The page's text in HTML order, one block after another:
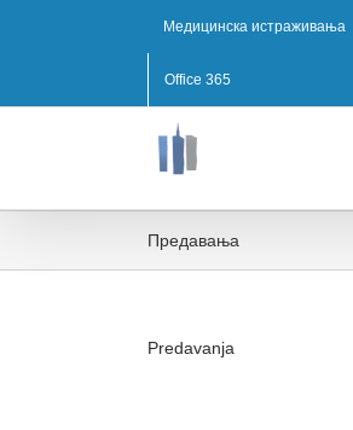
Медицинска истраживања
Office 365
Предавања
Predavanja